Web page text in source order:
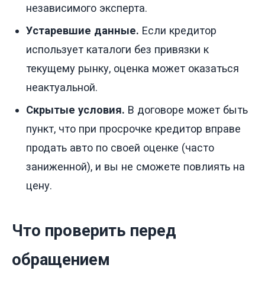
независимого эксперта.
Устаревшие данные. Если кредитор
использует каталоги без привязки к
текущему рынку, оценка может оказаться
неактуальной.
Скрытые условия. В договоре может быть
пункт, что при просрочке кредитор вправе
продать авто по своей оценке (часто
заниженной), и вы не сможете повлиять на
цену.
Что проверить перед
обращением